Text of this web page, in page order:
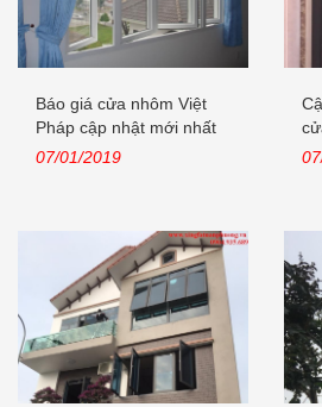
Báo giá cửa nhôm Việt
Pháp cập nhật mới nhất
năm 2019
07/01/2019